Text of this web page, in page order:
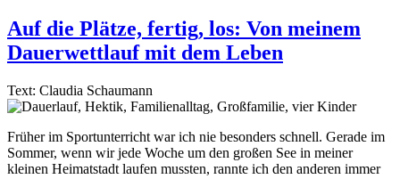
Auf die Plätze, fertig, los: Von meinem
Dauerwettlauf mit dem Leben
Text: Claudia Schaumann
Früher im Sportunterricht war ich nie besonders schnell. Gerade im
Sommer, wenn wir jede Woche um den großen See in meiner
kleinen Heimatstadt laufen mussten, rannte ich den anderen immer